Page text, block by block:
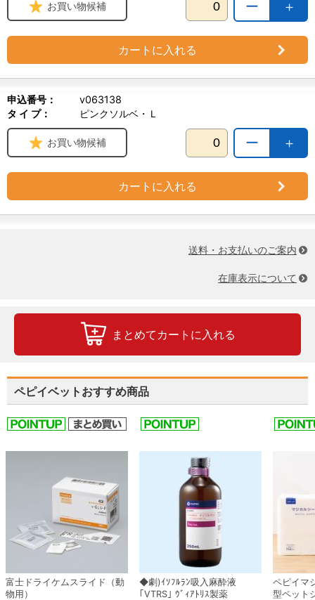
＋
ー
お買い物候補
カートに入れる
申込番号：
v063138
タ イ プ：
ピンクソルベ・Ｌ
＋
ー
お買い物候補
カートに入れる
送料・お支払いのご案内
在庫表示について
まとめてカートに入れる
ペピイベットおすすめ商品
富士ドライケムスライド（動
物用）
◆劇)ｲｿﾌﾙﾗﾝ吸入麻酔液
｢VTRS｣ ｳﾞｨｱﾄﾘｽ製薬
ペピイマ
型ペット